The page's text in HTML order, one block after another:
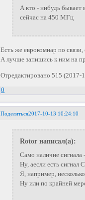
А кто - нибудь бывает
сейчас на 450 МГц
Есть же еврокомиар по
А лучше запишись к ним на
Отредактировано 515 (2017-
0
Поделиться2017-10-13 10:24:10
Rotor написал(а):
Само наличие
Ну, аесли есть сигнал
Я, например,
Ну или по крайней